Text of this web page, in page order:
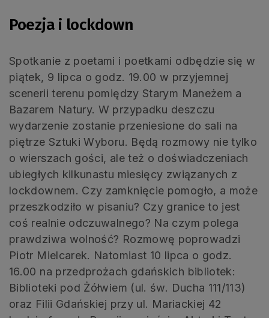
Poezja i lockdown
Spotkanie z poetami i poetkami odbędzie się w
piątek, 9 lipca o godz. 19.00 w przyjemnej
scenerii terenu pomiędzy Starym Maneżem a
Bazarem Natury. W przypadku deszczu
wydarzenie zostanie przeniesione do sali na
piętrze Sztuki Wyboru. Będą rozmowy nie tylko
o wierszach gości, ale też o doświadczeniach
ubiegłych kilkunastu miesięcy związanych z
lockdownem. Czy zamknięcie pomogło, a może
przeszkodziło w pisaniu? Czy granice to jest
coś realnie odczuwalnego? Na czym polega
prawdziwa wolność? Rozmowę poprowadzi
Piotr Mielcarek. Natomiast 10 lipca o godz.
16.00 na przedprożach gdańskich bibliotek:
Biblioteki pod Żółwiem (ul. św. Ducha 111/113)
oraz Filii Gdańskiej przy ul. Mariackiej 42